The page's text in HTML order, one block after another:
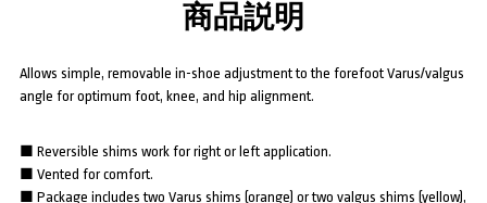
商品説明
Allows simple, removable in-shoe adjustment to the forefoot Varus/valgus
angle for optimum foot, knee, and hip alignment.
■ Reversible shims work for right or left application.
■ Vented for comfort.
■ Package includes two Varus shims (orange) or two valgus shims (yellow),